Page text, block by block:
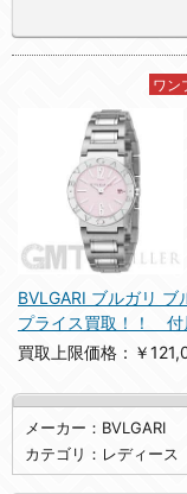
ワン
BVLGARI ブルガリ
プライス買取！！ 付
買取上限価格：￥
メーカー：BVLGARI
カテゴリ：レディース